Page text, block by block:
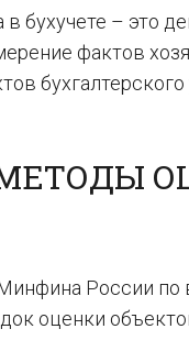
бухучете – это
фактов
России по
оценки